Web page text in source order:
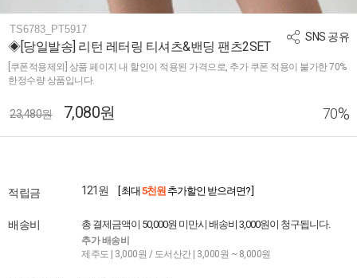
SNS 공유
TS6783_PT5917
◈[당일발송] 리턴 레터링 티셔츠&밴딩 팬츠2SET
[쿠폰적용제외] 상품 페이지 내 할인이 적용된 가격으로, 추가 쿠폰 적용이 불가한 70%
한정수량 상품입니다.
23,480원 7,080원 70%
적립금 121원 [ 최대 5천원 추가할인 받으려면? ]
배송비 총 결제금액이 50,000원 미만시 배송비 3,000원이 청구됩니다.
추가 배송비
제주도 | 3,000원 / 도서산간 | 3,000원 ~ 8,000원